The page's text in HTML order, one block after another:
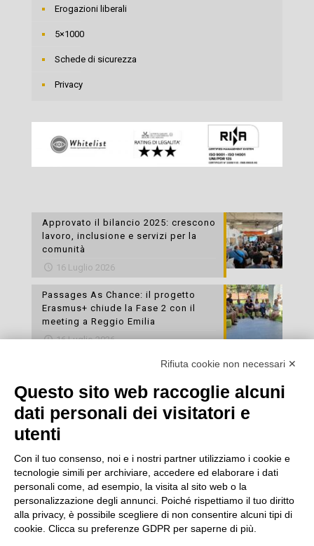
Erogazioni liberali
5×1000
Schede di sicurezza
Privacy
Approvato il bilancio 2025: crescono
lavoro, inclusione e servizi per la
comunità
16 Luglio 2026
Passages As Chance: il progetto
Erasmus+ chiude la Fase 2 con il
meeting a Reggio Emilia
16 Luglio 2026
Esami di laboratorio preventivi
cura della propria salute
16 Luglio 2026
Rifiuta cookie non necessari ✕
Questo sito web raccoglie alcuni
dati personali dei visitatori e
utenti
Con il tuo consenso, noi e i nostri partner utilizziamo i cookie e
tecnologie simili per archiviare, accedere ed elaborare i dati
personali come, ad esempio, la visita al sito web o la
personalizzazione degli annunci. Poiché rispettiamo il tuo diritto
alla privacy, è possibile scegliere di non consentire alcuni tipi di
cookie. Clicca su preferenze GDPR per saperne di più.